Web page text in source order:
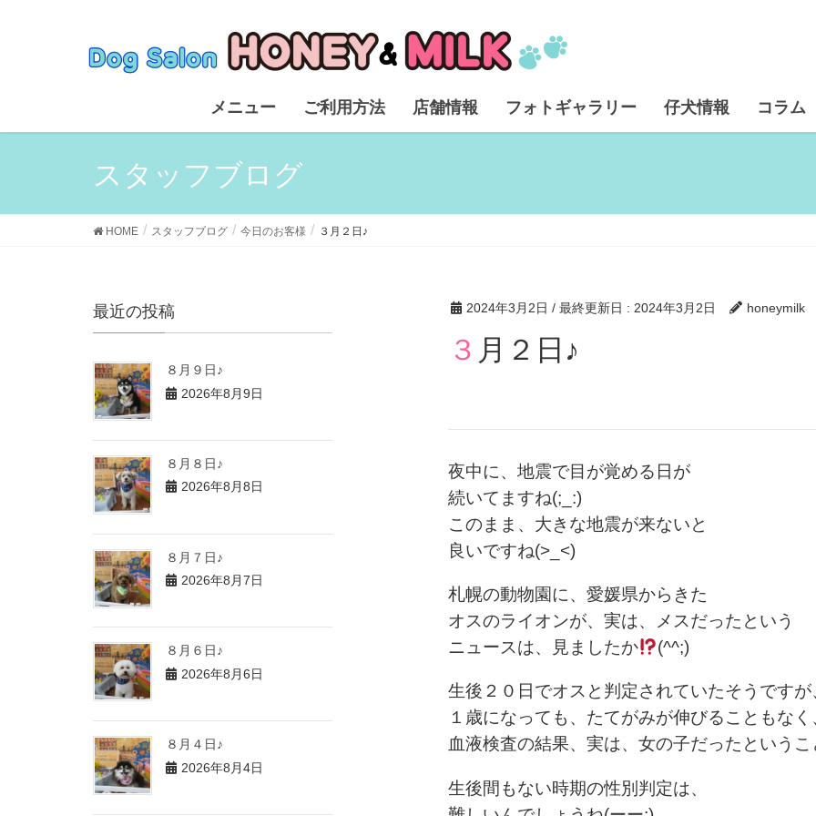
メニュー ご利用方法 店舗情報 フォトギャラリー 仔犬情報 コラム
スタッフブログ
HOME スタッフブログ 今日のお客様 ３月２日♪
2024年3月2日 / 最終更新日 : 2024年3月2日 honeymilk
３月２日♪
夜中に、地震で目が覚める日が
続いてますね(;_:)
このまま、大きな地震が来ないと
良いですね(>_<)
札幌の動物園に、愛媛県からきた
オスのライオンが、実は、メスだったという
ニュースは、見ましたか
(^^;)
生後２０日でオスと判定されていたそうですが
１歳になっても、たてがみが伸びることもなく
血液検査の結果、実は、女の子だったという
生後間もない時期の性別判定は、
最近の投稿
８月９日♪
2026年8月9日
８月８日♪
2026年8月8日
８月７日♪
2026年8月7日
８月６日♪
2026年8月6日
８月４日♪
2026年8月4日